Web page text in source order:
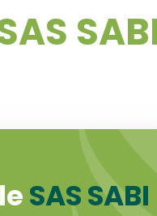
SAS SABI